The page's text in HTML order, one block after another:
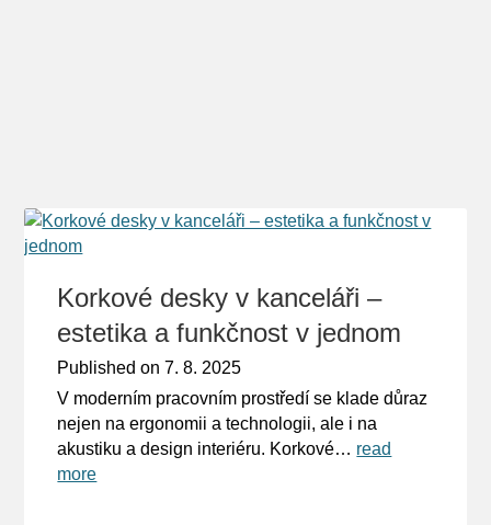
Korkové desky v kanceláři –
estetika a funkčnost v jednom
Published on7. 8. 2025
V moderním pracovním prostředí se klade důraz
nejen na ergonomii a technologii, ale i na
akustiku a design interiéru. Korkové… read
more